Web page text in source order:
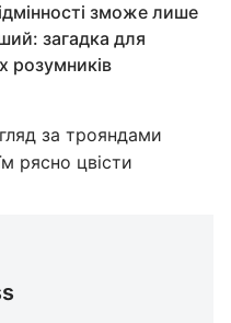
зможе лише
загадка для
розумників
за трояндами
рясно цвісти